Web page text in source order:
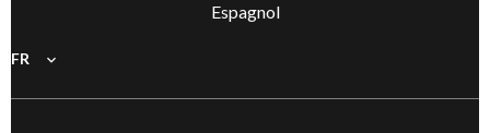
Espagnol
FR